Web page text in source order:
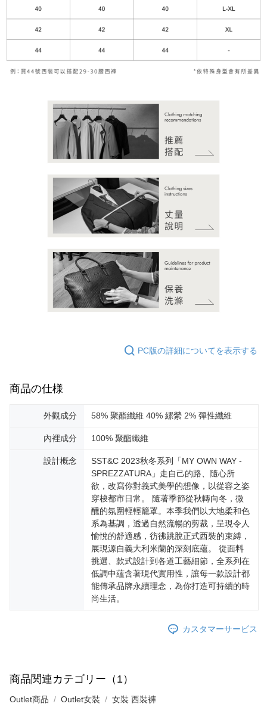
PC版の詳細についてを表示する
商品の仕様
外觀成分 58% 聚酯纖維 40% 縲縈 2% 彈性纖維
內裡成分 100% 聚酯纖維
設計概念
SST&C 2023秋冬系列「MY OWN WAY -
SPREZZATURA」走自己的路、隨心所
欲，改寫你對義式美學的想像，以從容之姿
穿梭都市日常。 隨著季節從秋轉向冬，微
醺的氛圍輕輕籠罩。本季我們以大地柔和色
系為基調，透過自然流暢的剪裁，呈現令人
愉悅的舒適感，彷彿跳脫正式西裝的束縛，
展現源自義大利米蘭的深刻底蘊。 從面料
挑選、款式設計到各道工藝細節，全系列在
低調中蘊含著現代實用性，讓每一款設計都
能傳承品牌永續理念，為你打造可持續的時
尚生活。
カスタマーサービス
商品関連カテゴリー（1）
Outlet商品 Outlet女裝 女裝 西裝褲